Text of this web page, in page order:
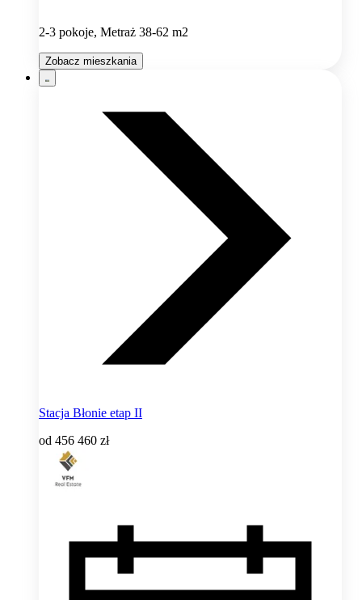
2-3 pokoje, Metraż 38-62 m2
Zobacz mieszkania
Stacja Błonie etap II
od 456 460 zł